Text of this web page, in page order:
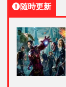
随時更新